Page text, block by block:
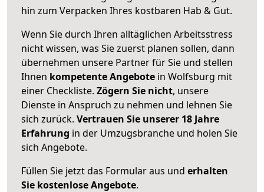
hin zum Verpacken Ihres kostbaren Hab & Gut.
Wenn Sie durch Ihren alltäglichen Arbeitsstress
nicht wissen, was Sie zuerst planen sollen, dann
übernehmen unsere Partner für Sie und stellen
Ihnen kompetente Angebote in Wolfsburg mit
einer Checkliste. Zögern Sie nicht, unsere
Dienste in Anspruch zu nehmen und lehnen Sie
sich zurück. Vertrauen Sie unserer 18 Jahre
Erfahrung in der Umzugsbranche und holen Sie
sich Angebote.
Füllen Sie jetzt das Formular aus und erhalten
Sie kostenlose Angebote.